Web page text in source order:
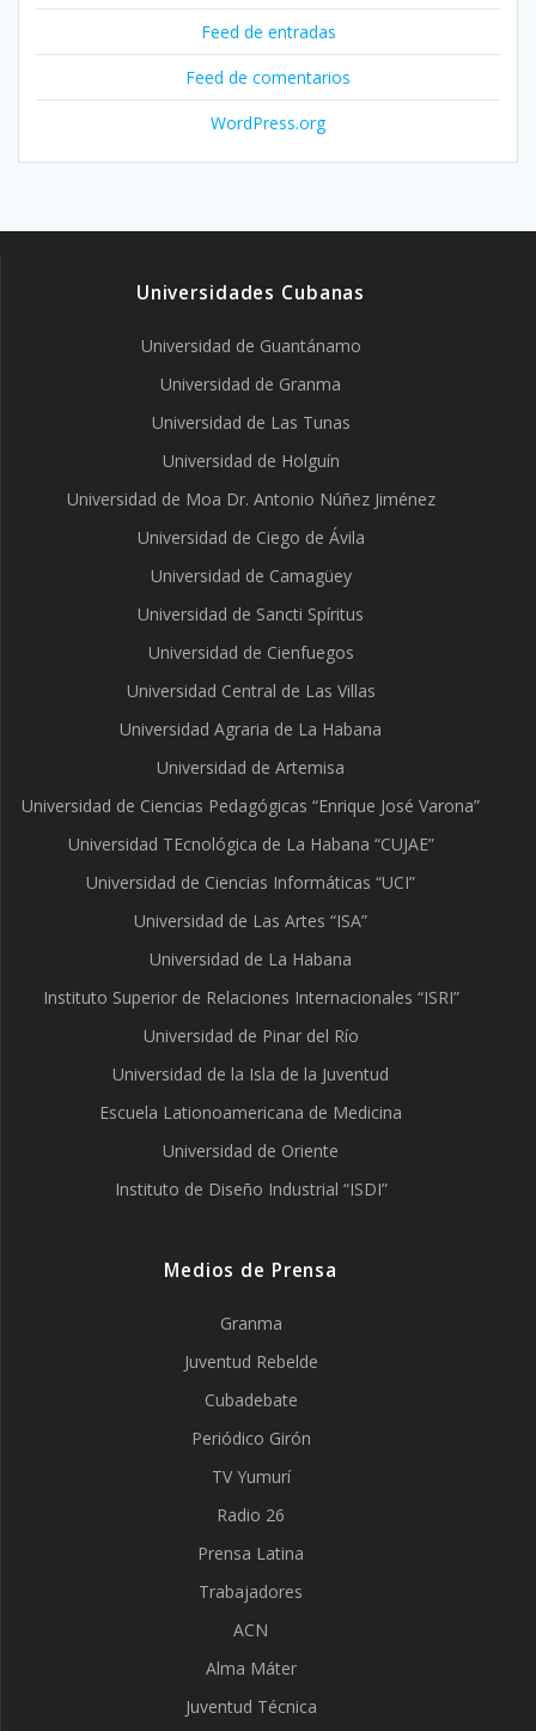
Feed de entradas
Feed de comentarios
WordPress.org
Universidades Cubanas
Universidad de Guantánamo
Universidad de Granma
Universidad de Las Tunas
Universidad de Holguín
Universidad de Moa Dr. Antonio Núñez Jiménez
Universidad de Ciego de Ávila
Universidad de Camagüey
Universidad de Sancti Spíritus
Universidad de Cienfuegos
Universidad Central de Las Villas
Universidad Agraria de La Habana
Universidad de Artemisa
Universidad de Ciencias Pedagógicas “Enrique José Varona”
Universidad TEcnológica de La Habana “CUJAE”
Universidad de Ciencias Informáticas “UCI”
Universidad de Las Artes “ISA”
Universidad de La Habana
Instituto Superior de Relaciones Internacionales “ISRI”
Universidad de Pinar del Río
Universidad de la Isla de la Juventud
Escuela Lationoamericana de Medicina
Universidad de Oriente
Instituto de Diseño Industrial “ISDI”
Medios de Prensa
Granma
Juventud Rebelde
Cubadebate
Periódico Girón
TV Yumurí
Radio 26
Prensa Latina
Trabajadores
ACN
Alma Máter
Juventud Técnica